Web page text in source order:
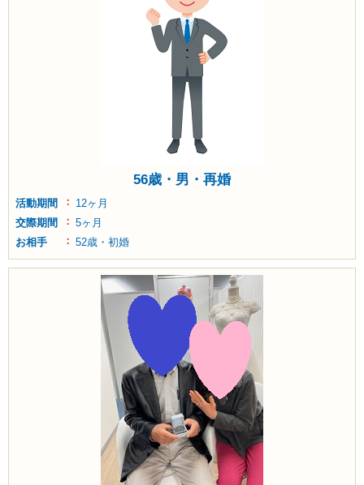
56歳・男・再婚
活動期間
12ヶ月
交際期間
5ヶ月
お相手
52歳・初婚